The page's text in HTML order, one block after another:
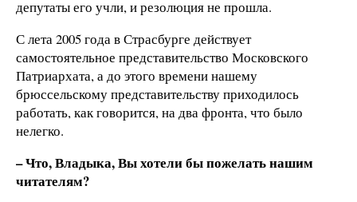
депутаты его учли, и резолюция не прошла.
С лета 2005 года в Страсбурге действует
самостоятельное представительство Московского
Патриархата, а до этого времени нашему
брюссельскому представительству приходилось
работать, как говорится, на два фронта, что было
нелегко.
– Что, Владыка, Вы хотели бы пожелать нашим
читателям?